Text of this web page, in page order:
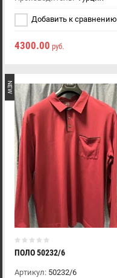
Добавить к сравнению
4300.00 руб.
NEW
ПОЛО 50232/6
Артикул: 50232/6